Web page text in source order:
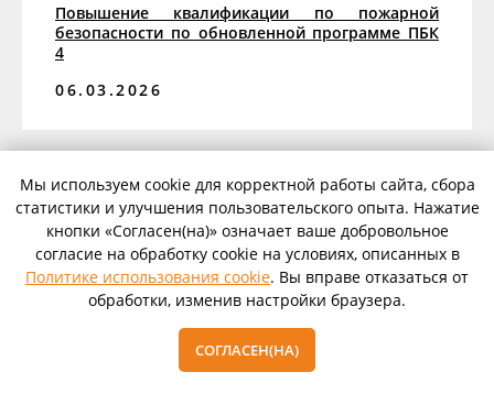
Повышение квалификации по пожарной
безопасности по обновленной программе ПБК
4
06.03.2026
Мы используем cookie для корректной работы сайта, сбора
статистики и улучшения пользовательского опыта. Нажатие
кнопки «Согласен(на)» означает ваше добровольное
согласие на обработку cookie на условиях, описанных в
Политике использования cookie. Вы вправе отказаться от
обработки, изменив настройки браузера.
СОГЛАСЕН(НА)